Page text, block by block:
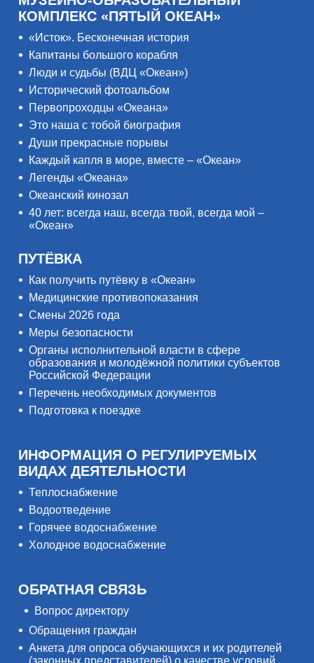
КОМПЛЕКС «ПЯТЫЙ ОКЕАН»
«Исток». Бесконечная история
Капитаны большого корабля
Люди и судьбы (ВДЦ «Океан»)
Исторический фотоальбом
Первопроходцы «Океана»
Это наша с тобой биография
Души прекрасные порывы
Каждый капля в море, вместе – «Океан»
Легенды «Океана»
Океанский кинозал
40 лет: всегда наш, всегда твой, всегда мой –
«Океан»
ПУТЁВКА
Как получить путёвку в «Океан»
Медицинские противопоказания
Смены 2026 года
Меры безопасности
Органы исполнительной власти в сфере
образования и молодёжной политики субъектов
Российской Федерации
Перечень необходимых документов
Подготовка к поездке
ИНФОРМАЦИЯ О РЕГУЛИРУЕМЫХ
ВИДАХ ДЕЯТЕЛЬНОСТИ
Теплоснабжение
Водоотведение
Горячее водоснабжение
Холодное водоснабжение
ОБРАТНАЯ СВЯЗЬ
Вопрос директору
Обращения граждан
Анкета для опроса обучающихся и их родителей